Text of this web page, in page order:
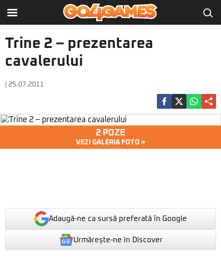
Trine 2 – prezentarea
cavalerului
| 25.07.2011
2 POZE
VEZI GALERIA FOTO »
Adaugă-ne ca sursă preferată în Google
Urmărește-ne in Discover